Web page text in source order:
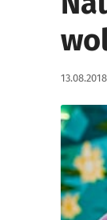
Data
Kliknij,